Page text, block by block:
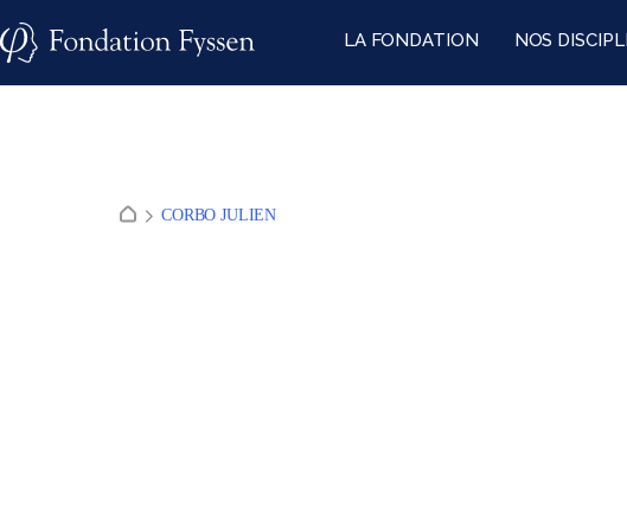
to
LA FONDATION NOS
CORBO JULIEN